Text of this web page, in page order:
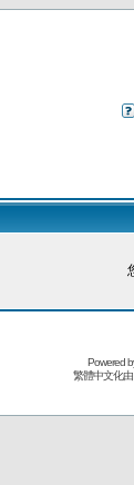
Powered
繁體中文化由